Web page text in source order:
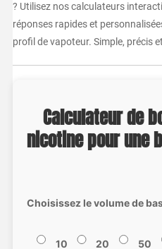
? Utilisez nos calculateurs
réponses rapides et
profil de vapoteur. Simple, précis
Calculateur de
nicotine pour une
Choisissez le volume de
10
20
50